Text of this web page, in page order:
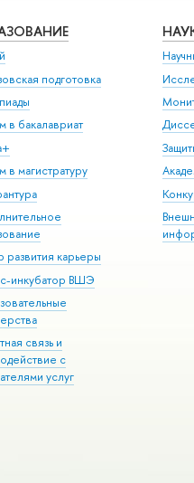
подготовка
в бакалавриат
в магистратуру
развития карьеры
инкубатор ВШЭ
связь и
с
услуг